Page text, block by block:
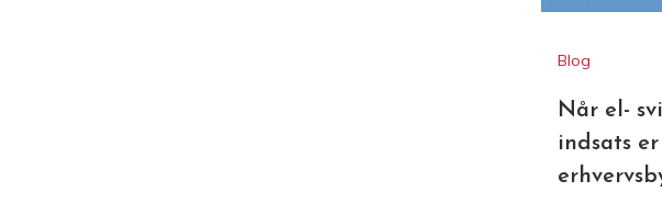
Blog
Når el-
indsats